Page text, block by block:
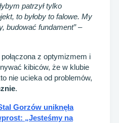
patrzył tylko
to byłoby to falowe. My
budować fundament”–
z optymizmem i
kibiców, że w klubie
nie ucieka od problemów,
.
Gorzów uniknęła
„Jesteśmy na